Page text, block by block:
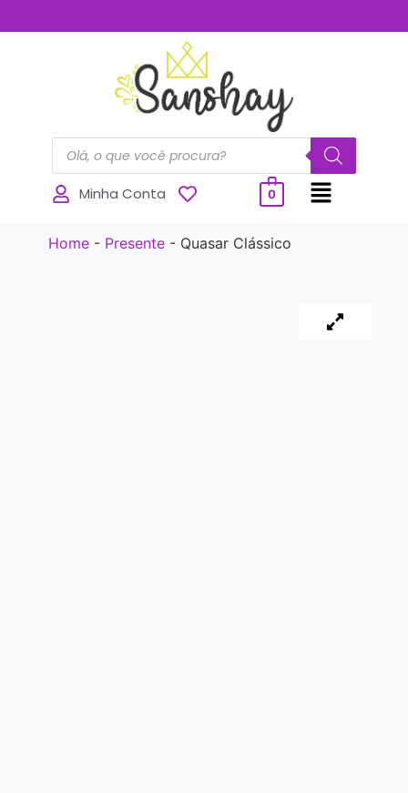
Minha Conta 0
Home- Presente- Quasar Clássico